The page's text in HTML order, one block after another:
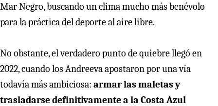
Mar Negro, buscando un clima mucho más benévolo
para la práctica del deporte al aire libre.
No obstante, el verdadero punto de quiebre llegó en
2022, cuando los Andreeva apostaron por una vía
todavía más ambiciosa: armar las maletas y
trasladarse definitivamente a la Costa Azul